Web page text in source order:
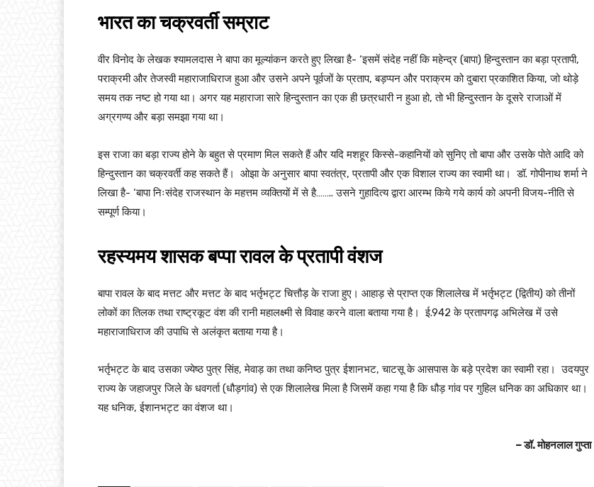
भारत का चक्रवर्ती सम्राट
वीर विनोद के लेखक श्यामलदास ने बापा का मूल्यांकन करते हुए लिखा है- ‘इसमें संदेह नहीं कि महेन्द्र (बापा) हिन्दुस्तान का बड़ा प्रतापी,
पराक्रमी और तेजस्वी महाराजाधिराज हुआ और उसने अपने पूर्वजों के प्रताप, बड़प्पन और पराक्रम को दुबारा प्रकाशित किया, जो थोड़े
समय तक नष्ट हो गया था। अगर यह महाराजा सारे हिन्दुस्तान का एक ही छत्रधारी न हुआ हो, तो भी हिन्दुस्तान के दूसरे राजाओं में
अग्रगण्य और बड़ा समझा गया था।
इस राजा का बड़ा राज्य होने के बहुत से प्रमाण मिल सकते हैं और यदि मशहूर किस्से-कहानियों को सुनिए तो बापा और उसके पोते आदि को
हिन्दुस्तान का चक्रवर्ती कह सकते हैं। ओझा के अनुसार बापा स्वतंत्र, प्रतापी और एक विशाल राज्य का स्वामी था। डॉ. गोपीनाथ शर्मा ने
लिखा है- ‘बापा निःसंदेह राजस्थान के महत्तम व्यक्तियों में से है…….. उसने गुहादित्य द्वारा आरम्भ किये गये कार्य को अपनी विजय-नीति से
सम्पूर्ण किया।
रहस्यमय शासक बप्पा रावल के प्रतापी वंशज
बापा रावल के बाद मत्तट और मत्तट के बाद भर्तृभट्ट चित्तौड़ के राजा हुए। आहाड़ से प्राप्त एक शिलालेख में भर्तृभट्ट (द्वितीय) को तीनों
लोकों का तिलक तथा राष्ट्रकूट वंश की रानी महालक्ष्मी से विवाह करने वाला बताया गया है। ई.942 के प्रतापगढ़ अभिलेख में उसे
महाराजाधिराज की उपाधि से अलंकृत बताया गया है।
भर्तृभट्ट के बाद उसका ज्येष्ठ पुत्र सिंह, मेवाड़ का तथा कनिष्ठ पुत्र ईशानभट, चाटसू के आसपास के बड़े प्रदेश का स्वामी रहा। उदयपुर
राज्य के जहाजपुर जिले के धवगर्ता (धौड़गांव) से एक शिलालेख मिला है जिसमें कहा गया है कि धौड़ गांव पर गुहिल धनिक का अधिकार था।
यह धनिक, ईशानभट्ट का वंशज था।
– डॉ. मोहनलाल गुप्ता